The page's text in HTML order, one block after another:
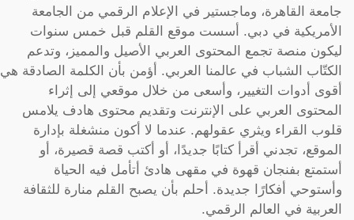
جامعة القاهرة، وماجستير في الإعلام الرقمي من الجامعة
الأمريكية في دبي. أسست موقع القلم قبل خمس سنوات
ليكون منصة تجمع المحتوى العربي الأصيل والمميز، وتدعم
الكتّاب الشباب في عالمنا العربي. أؤمن بأن الكلمة الصادقة هي
أقوى أدوات التغيير، وأسعى من خلال موقعي إلى إثراء
المحتوى العربي على الإنترنت وتقديم محتوى هادف يلامس
قلوب القراء ويثري عقولهم. عندما لا أكون منشغلة بإدارة
الموقع، تجدني أقرأ كتابًا جديدًا، أو أكتب قصة قصيرة، أو
أستمتع بفنجان قهوة في مقهى هادئ أتأمل فيه الحياة
وأستوحي أفكارًا جديدة. أحلم بأن يصبح القلم منارة للثقافة
العربية في العالم الرقمي.